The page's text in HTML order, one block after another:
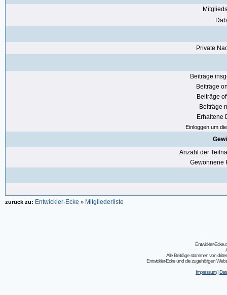
Private
Beiträge
Beiträge
Beiträge
Beiträge
Erhaltene
Einloggen um
Anzahl der
Gewonnene
zurück zu: Entwickler-Ecke » Mitgliederliste
Entwickler-
Alle Beiträge stammen von
Entwickler-Ecke und die zugehörigen
Impressum|